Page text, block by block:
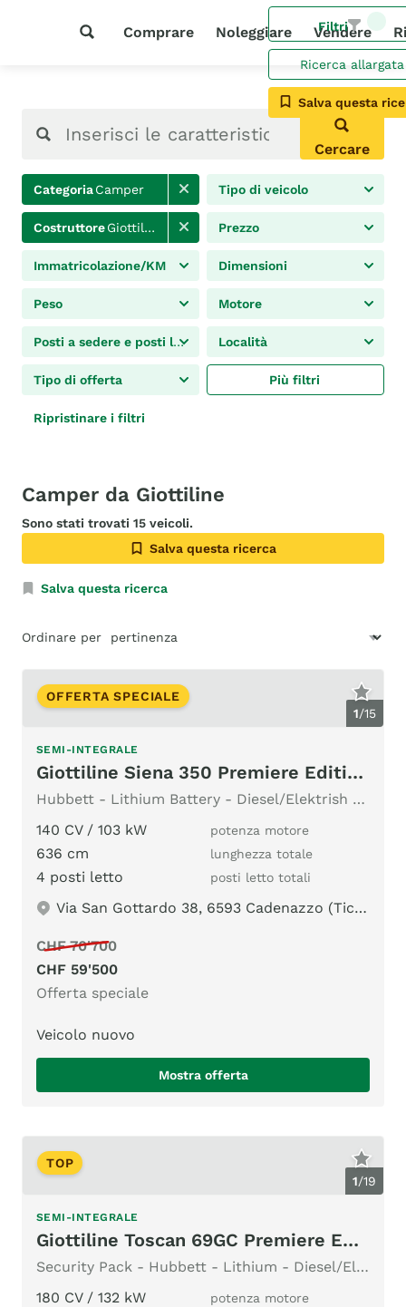
Comprare Noleggiare Vendere
Filtri
Ricerca allargata
Salva questa
Cercare
CategoriaCamper Tipo di veicolo
CostruttoreGiottiline Prezzo
Immatricolazione/KM Dimensioni
Peso Motore
Posti a sedere e posti letto Località
Tipo di offerta Più filtri
Ripristinare i filtri
Camper da Giottiline
Sono stati trovati 15 veicoli.
Salva questa ricerca
Salva questa ricerca
Ordinare per
1/15
OFFERTA SPECIALE
SEMI-INTEGRALE
Giottiline Siena 350 Premiere Edition Automatik 9G
Hubbett - Lithium Battery - Diesel/Elektrish Heizung
140 CV / 103 kW
potenza motore
636 cm lunghezza totale
4 posti letto posti letto totali
Via San Gottardo 38, 6593 Cadenazzo (Ticino)
CHF 70'700
CHF 59'500
Offerta speciale
Veicolo nuovo
Mostra offerta
1/19
TOP
SEMI-INTEGRALE
Giottiline Toscan 69GC Premiere Edition 180HP
Security Pack - Hubbett - Lithium - Diesel/Elektro Heizung
180 CV / 132 kW
potenza motore